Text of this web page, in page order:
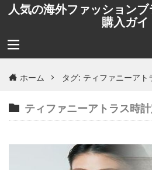
人気の海外ファッション
購入ガイ
ホーム タグ: ティファニーアト
ティファニーアトラス時